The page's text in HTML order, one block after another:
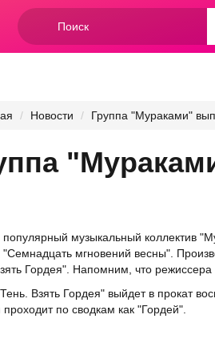
Форма
поиска
Новости Группа "Мураками"
музыкальный коллектив
мгновений весны".
Гордея". Напомним, что
Взять Гордея" выйдет в прокат
проходит по сводкам как "Гордей".